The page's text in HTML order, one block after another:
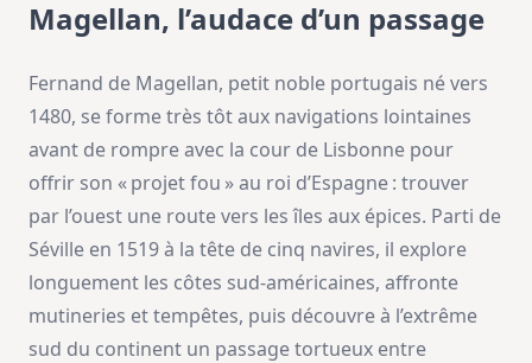
Magellan, l’audace d’un passage
Fernand de Magellan, petit noble portugais né vers
1480, se forme très tôt aux navigations lointaines
avant de rompre avec la cour de Lisbonne pour
offrir son « projet fou » au roi d’Espagne : trouver
par l’ouest une route vers les îles aux épices. Parti de
Séville en 1519 à la tête de cinq navires, il explore
longuement les côtes sud-américaines, affronte
mutineries et tempêtes, puis découvre à l’extrême
sud du continent un passage tortueux entre